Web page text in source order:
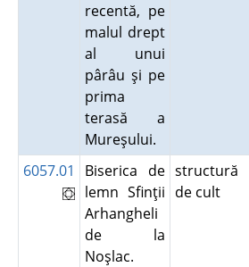
recentă, pe
malul drept
al unui
pârâu şi pe
prima
terasă a
Mureşului.
6057.01
Biserica de
lemn Sfinţii
Arhangheli
de la
Noşlac.
structură
de cult